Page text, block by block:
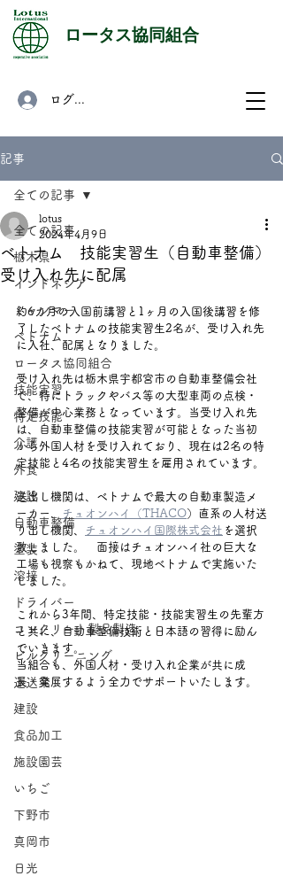
​ロータス協同組合
ログイン
記事
全ての記事
栃木県
インドネシア
ミャンマー
ベトナム
ロータス協同組合
技能実習
特定技能
介護
外食
建設
自動車整備
塗装
溶接
ドライバー
コンクリート製品製造
ビルクリーニング
運送業
建設
食品加工
施設園芸
いちご
下野市
真岡市
日光
全ての記事
ベトナム 技能実習生（自動車整備）
受け入れ先に配属
lotus
2024年4月9日
約6カ月の入国前講習と1ヶ月の入国後講習を修
了したベトナムの技能実習生2名が、受け入れ先
に入社、配属となりました。
受け入れ先は栃木県宇都宮市の自動車整備会社
で、特にトラックやバス等の大型車両の点検・
整備が中心業務となっています。当受け入れ先
は、自動車整備の技能実習が可能となった当初
から外国人材を受け入れており、現在は2名の特
定技能と4名の技能実習生を雇用されています。
送出し機関は、ベトナムで最大の自動車製造メ
ーカー、
チュオンハイ（THACO）直系の人材送
り出し機関、
チュオンハイ国際株式会社 を選択
致しました。　面接はチュオンハイ社の巨大な
工場も視察もかねて、現地ベトナムで実施いた
しました。
これから3年間、特定技能・技能実習生の先輩方
と共に、自動車整備技術と日本語の習得に励ん
でいきます。
当組合も、外国人材・受け入れ企業が共に成
長・発展するよう全力でサポートいたします。